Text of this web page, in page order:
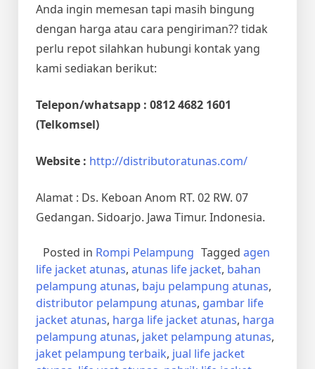
Anda ingin memesan tapi masih bingung
dengan harga atau cara pengiriman?? tidak
perlu repot silahkan hubungi kontak yang
kami sediakan berikut:
Telepon/whatsapp : 0812 4682 1601
(Telkomsel)
Website : http://distributoratunas.com/
Alamat : Ds. Keboan Anom RT. 02 RW. 07
Gedangan. Sidoarjo. Jawa Timur. Indonesia.
Posted in Rompi Pelampung Tagged agen
life jacket atunas, atunas life jacket, bahan
pelampung atunas, baju pelampung atunas,
distributor pelampung atunas, gambar life
jacket atunas, harga life jacket atunas, harga
pelampung atunas, jaket pelampung atunas,
jaket pelampung terbaik, jual life jacket